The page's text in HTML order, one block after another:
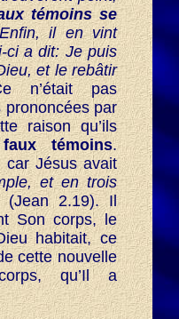
témoins se
il en vint
ci a dit: Je puis
et le rebâtir
n’était pas
prononcées par
raison qu’ils
témoins.
car Jésus avait
et en trois
(Jean 2.19). Il
Son corps, le
habitait, ce
cette nouvelle
qu’Il a